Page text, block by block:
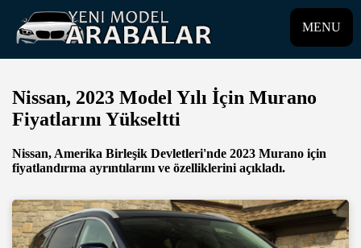
MENU
Nissan, 2023 Model Yılı İçin Murano
Fiyatlarını Yükseltti
Nissan, Amerika Birleşik Devletleri'nde 2023 Murano için
fiyatlandırma ayrıntılarını ve özelliklerini açıkladı.